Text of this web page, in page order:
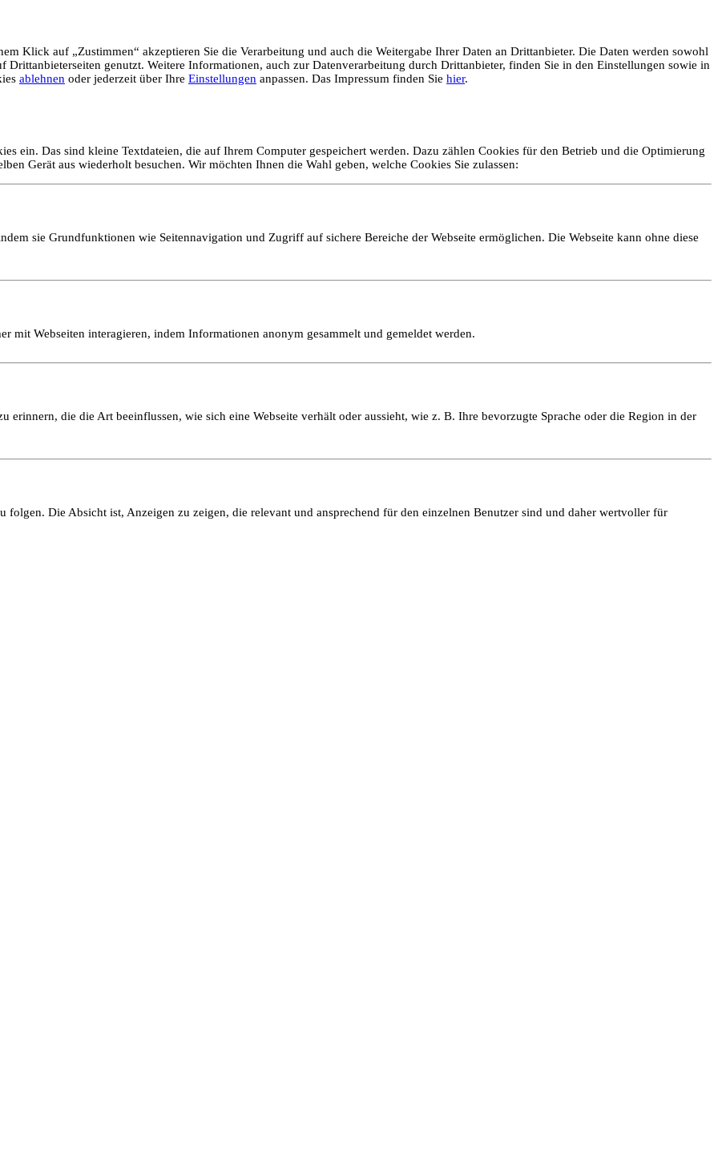
Klick auf „Zustimmen“ akzeptieren Sie die Verarbeitung und auch die Weitergabe Ihrer Daten an Drittanbieter. Die Daten werden sowohl
genutzt. Weitere Informationen, auch zur Datenverarbeitung durch Drittanbieter, finden Sie in den Einstellungen sowie in
ablehnen oder jederzeit über Ihre Einstellungen anpassen. Das Impressum finden Sie hier.
ein. Das sind kleine Textdateien, die auf Ihrem Computer gespeichert werden. Dazu zählen Cookies für den Betrieb und die Optimierung
Gerät aus wiederholt besuchen. Wir möchten Ihnen die Wahl geben, welche Cookies Sie zulassen:
sie Grundfunktionen wie Seitennavigation und Zugriff auf sichere Bereiche der Webseite ermöglichen. Die Webseite kann ohne diese
mit Webseiten interagieren, indem Informationen anonym gesammelt und gemeldet werden.
erinnern, die die Art beeinflussen, wie sich eine Webseite verhält oder aussieht, wie z. B. Ihre bevorzugte Sprache oder die Region in der
folgen. Die Absicht ist, Anzeigen zu zeigen, die relevant und ansprechend für den einzelnen Benutzer sind und daher wertvoller für